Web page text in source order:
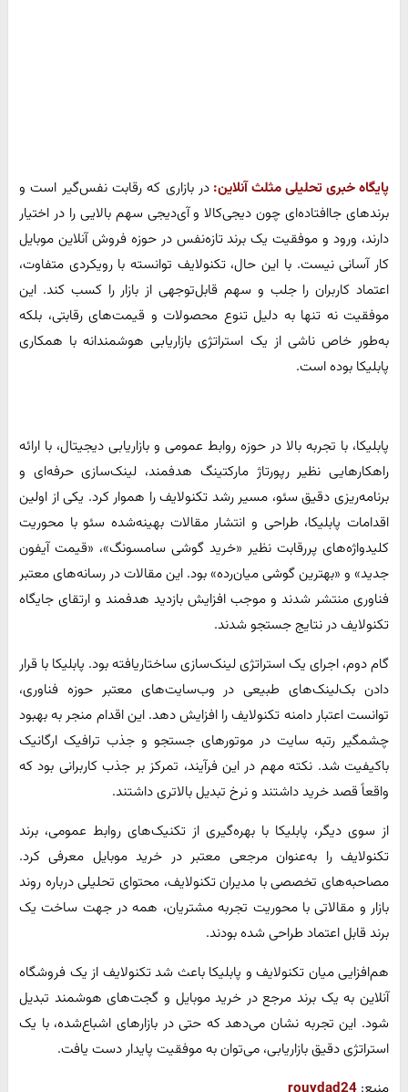
پایگاه خبری تحلیلی مثلث آنلاین: در بازاری که رقابت نفس‌گیر است و
برندهای جاافتاده‌ای چون دیجی‌کالا و آی‌دیجی سهم بالایی را در اختیار
دارند، ورود و موفقیت یک برند تازه‌نفس در حوزه فروش آنلاین موبایل
کار آسانی نیست. با این حال، تکنولایف توانسته با رویکردی متفاوت،
اعتماد کاربران را جلب و سهم قابل‌توجهی از بازار را کسب کند. این
موفقیت نه تنها به دلیل تنوع محصولات و قیمت‌های رقابتی، بلکه
به‌طور خاص ناشی از یک استراتژی بازاریابی هوشمندانه با همکاری
پابلیکا بوده است.
پابلیکا، با تجربه بالا در حوزه روابط عمومی و بازاریابی دیجیتال، با ارائه
راهکارهایی نظیر رپورتاژ مارکتینگ هدفمند، لینک‌سازی حرفه‌ای و
برنامه‌ریزی دقیق سئو، مسیر رشد تکنولایف را هموار کرد. یکی از اولین
اقدامات پابلیکا، طراحی و انتشار مقالات بهینه‌شده سئو با محوریت
کلیدواژه‌های پررقابت نظیر «خرید گوشی سامسونگ»، «قیمت آیفون
جدید» و «بهترین گوشی میان‌رده» بود. این مقالات در رسانه‌های معتبر
فناوری منتشر شدند و موجب افزایش بازدید هدفمند و ارتقای جایگاه
تکنولایف در نتایج جستجو شدند.
گام دوم، اجرای یک استراتژی لینک‌سازی ساختاریافته بود. پابلیکا با قرار
دادن بک‌لینک‌های طبیعی در وب‌سایت‌های معتبر حوزه فناوری،
توانست اعتبار دامنه تکنولایف را افزایش دهد. این اقدام منجر به بهبود
چشمگیر رتبه سایت در موتورهای جستجو و جذب ترافیک ارگانیک
باکیفیت شد. نکته مهم در این فرآیند، تمرکز بر جذب کاربرانی بود که
واقعاً قصد خرید داشتند و نرخ تبدیل بالاتری داشتند.
از سوی دیگر، پابلیکا با بهره‌گیری از تکنیک‌های روابط عمومی، برند
تکنولایف را به‌عنوان مرجعی معتبر در خرید موبایل معرفی کرد.
مصاحبه‌های تخصصی با مدیران تکنولایف، محتوای تحلیلی درباره روند
بازار و مقالاتی با محوریت تجربه مشتریان، همه در جهت ساخت یک
برند قابل اعتماد طراحی شده بودند.
هم‌افزایی میان تکنولایف و پابلیکا باعث شد تکنولایف از یک فروشگاه
آنلاین به یک برند مرجع در خرید موبایل و گجت‌های هوشمند تبدیل
شود. این تجربه نشان می‌دهد که حتی در بازارهای اشباع‌شده، با یک
استراتژی دقیق بازاریابی، می‌توان به موفقیت پایدار دست یافت.